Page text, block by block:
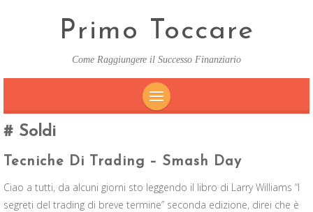
Primo Toccare
Come Raggiungere il Successo Finanziario
CONTENT
Soldi
Tecniche Di Trading – Smash Day
Ciao a tutti, da alcuni giorni sto leggendo il libro di Larry Williams “I
segreti del trading di breve termine” seconda edizione, direi che è